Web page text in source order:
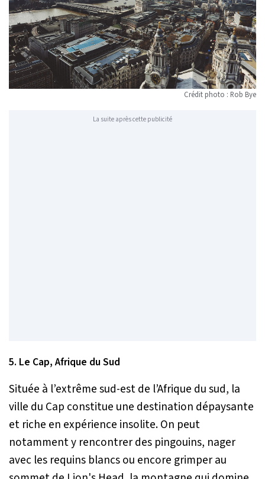
Crédit photo : Rob Bye
La suite après cette publicité
5. Le Cap, Afrique du Sud
Située à l’extrême sud-est de l’Afrique du sud, la
ville du Cap constitue une destination dépaysante
et riche en expérience insolite. On peut
notamment y rencontrer des pingouins, nager
avec les requins blancs ou encore grimper au